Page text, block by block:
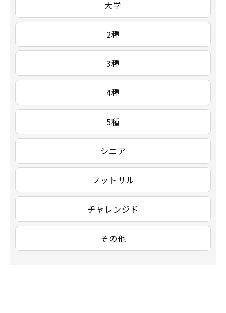
大学
2種
3種
4種
5種
シニア
フットサル
チャレンジド
その他